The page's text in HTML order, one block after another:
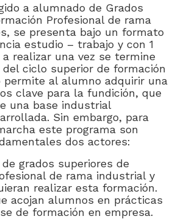
a alumnado de Grados
Profesional de rama
se presenta bajo un formato
estudio – trabajo y con 1
realizar una vez se termine
ciclo superior de formación
permite al alumno adquirir una
clave para la fundición, que
una base industrial
Sin embargo, para
este programa son
dos actores:
grados superiores de
de rama industrial y
realizar esta formación.
acojan alumnos en prácticas
de formación en empresa.